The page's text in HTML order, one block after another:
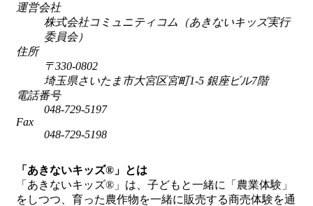
運営会社
株式会社コミュニティコム（あきないキッズ実行
委員会）
住所
〒330-0802
埼玉県さいたま市大宮区宮町1-5 銀座ビル7階
電話番号
048-729-5197
Fax
048-729-5198
「あきないキッズ®」とは
「あきないキッズ®」は、子どもと一緒に「農業体験」
をしつつ、育った農作物を一緒に販売する商売体験を通